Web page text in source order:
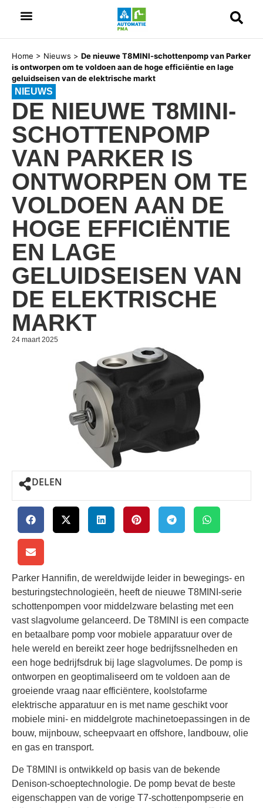
Home > Nieuws > De nieuwe T8MINI-schottenpomp van Parker
is ontworpen om te voldoen aan de hoge efficiëntie en lage
geluidseisen van de elektrische markt
NIEUWS
DE NIEUWE T8MINI-
SCHOTTENPOMP
VAN PARKER IS
ONTWORPEN OM TE
VOLDOEN AAN DE
HOGE EFFICIËNTIE
EN LAGE
GELUIDSEISEN VAN
DE ELEKTRISCHE
MARKT
24 maart 2025
DELEN
Parker Hannifin, de wereldwijde leider in bewegings- en
besturingstechnologieën, heeft de nieuwe T8MINI-serie
schottenpompen voor middelzware belasting met een
vast slagvolume gelanceerd. De T8MINI is een compacte
en betaalbare pomp voor mobiele apparatuur over de
hele wereld en bereikt zeer hoge bedrijfssnelheden en
een hoge bedrijfsdruk bij lage slagvolumes. De pomp is
ontworpen en geoptimaliseerd om te voldoen aan de
groeiende vraag naar efficiëntere, koolstofarme
elektrische apparatuur en is met name geschikt voor
mobiele mini- en middelgrote machinetoepassingen in de
bouw, mijnbouw, scheepvaart en offshore, landbouw, olie
en gas en transport.
De T8MINI is ontwikkeld op basis van de bekende
Denison-schoeptechnologie. De pomp bevat de beste
eigenschappen van de vorige T7-schottenpompserie en